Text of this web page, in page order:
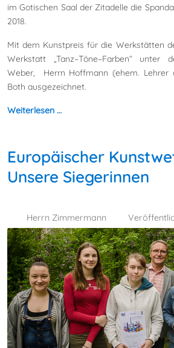
im Gotischen Saal der Zitadelle die
2018.
Mit dem Kunstpreis für die Werkstätten
Werkstatt „Tanz–Töne–Farben“
Weber, Herrn Hoffmann (ehem. Lehrer
Both ausgezeichnet.
Weiterlesen …
Europäischer
Unsere Siegerinnen
Herrn Zimmermann